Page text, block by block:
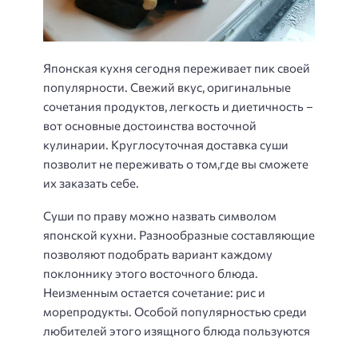
Японская кухня сегодня переживает пик своей
популярности. Свежий вкус, оригинальные
сочетания продуктов, легкость и диетичность –
вот основные достоинства восточной
кулинарии. Круглосуточная доставка суши
позволит не переживать о том,где вы сможете
их заказать себе.
Суши по праву можно назвать символом
японской кухни. Разнообразные составляющие
позволяют подобрать вариант каждому
поклоннику этого восточного блюда.
Неизменным остается сочетание: рис и
морепродукты. Особой популярностью среди
любителей этого изящного блюда пользуются